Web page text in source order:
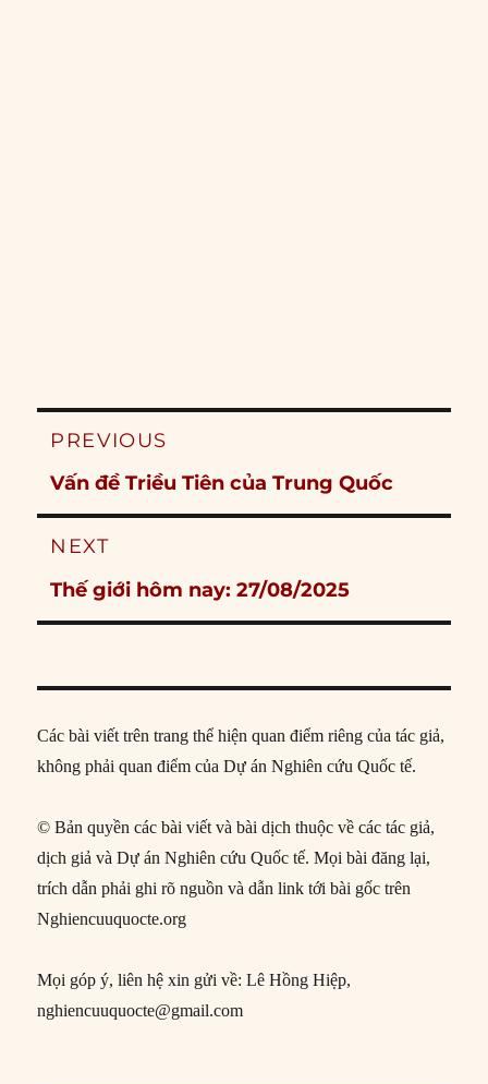
Post
PREVIOUS
Previous
post:
Vấn đề Triều Tiên của Trung Quốc
NEXT
Next
post:
Thế giới hôm nay: 27/08/2025
Các bài viết trên trang thể hiện quan điểm riêng của tác giả,
không phải quan điểm của Dự án Nghiên cứu Quốc tế.
© Bản quyền các bài viết và bài dịch thuộc về các tác giả,
dịch giả và Dự án Nghiên cứu Quốc tế. Mọi bài đăng lại,
trích dẫn phải ghi rõ nguồn và dẫn link tới bài gốc trên
Nghiencuuquocte.org
Mọi góp ý, liên hệ xin gửi về: Lê Hồng Hiệp,
nghiencuuquocte@gmail.com